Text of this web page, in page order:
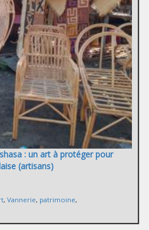
: un art à protéger pour
(artisans)
, Vannerie, patrimoine,